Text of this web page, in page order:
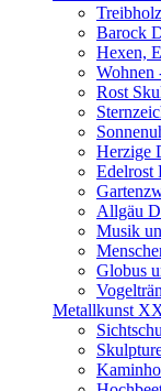
Barock
Hexen,
Wohnen
Rost
Herzige
Edelrost
Allgäu
Musik
Globus
Metallkunst